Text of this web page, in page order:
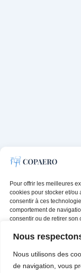
Nous
Nous utilisons des
de navigation, vous
Pour offrir les meilleures
cookies pour stocker et/ou
consentir à ces
comportement de
consentir ou de retirer son